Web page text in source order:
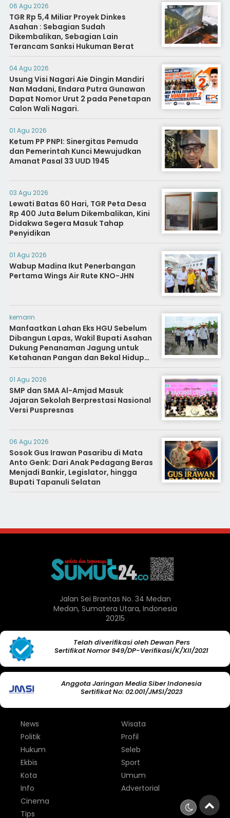
06 Agu 2026
TGR Rp 5,4 Miliar Proyek Dinkes
Asahan : Sebagian Sudah
Dikembalikan, Sebagian Lain
Terancam Sanksi Hukuman Berat
04 Agu 2026
Usung Visi Nagari Aie Dingin Mandiri
Nan Madani, Endara Putra Gunawan
Dapat Nomor Urut 2 pada Penetapan
Calon Wali Nagari.
01 Agu 2026
Ketum PP PNPI: Sinergitas Pemuda
dan Pemerintah Kunci Mewujudkan
Amanat Pasal 33 UUD 1945
03 Agu 2026
Lewati Batas 60 Hari, TGR Peta Desa
Rp 400 Juta Belum Dikembalikan, Kini
Didakwa Segera Masuk Tahap
Penyidikan
01 Agu 2026
Wabup Madina Ikut Penerbangan
Pertama Wings Air Rute KNO-JHN
kemarin
Manfaatkan Lahan Eks HGU Sebelum
Dibangun Lapas, Wakil Bupati Asahan
Dukung Penanaman Jagung untuk
Ketahanan Pangan dan Bekal Hidup
Warga Binaan
01 Agu 2026
SMP dan SMA Al-Amjad Masuk
Jajaran Sekolah Berprestasi Nasional
Versi Puspresnas
06 Agu 2026
Sosok Gus Irawan Pasaribu di Mata
Anto Genk: Dari Anak Pedagang Beras
Menjadi Bankir, Legislator, hingga
Bupati Tapanuli Selatan
Jalan Sei Brantas No. 34 Medan
Medan, Sumatera Utara, Indonesia
20215
Telah diverifikasi oleh Dewan Pers
Sertifikat Nomor 949/DP-Verifikasi/K/XII/2021
Anggota Jaringan Media Siber Indonesia
Sertifikat No: 02.001/JMSI/2023
News
Politik
Hukum
Ekbis
Kota
Info
Wisata
Profil
Seleb
Sport
Umum
Advertorial
Cinema
Tips